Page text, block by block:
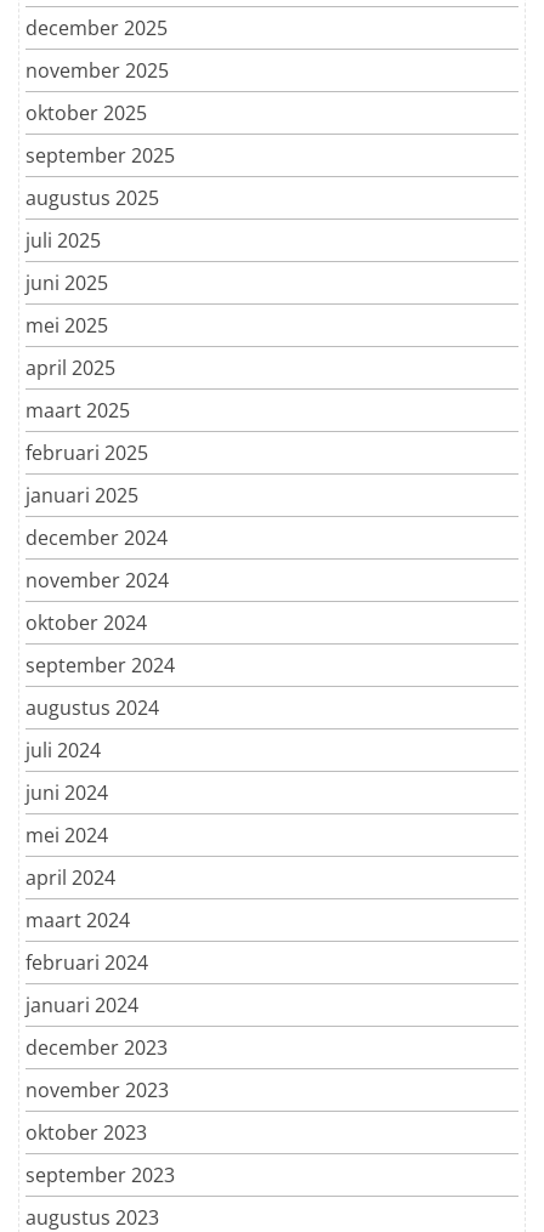
december 2025
november 2025
oktober 2025
september 2025
augustus 2025
juli 2025
juni 2025
mei 2025
april 2025
maart 2025
februari 2025
januari 2025
december 2024
november 2024
oktober 2024
september 2024
augustus 2024
juli 2024
juni 2024
mei 2024
april 2024
maart 2024
februari 2024
januari 2024
december 2023
november 2023
oktober 2023
september 2023
augustus 2023